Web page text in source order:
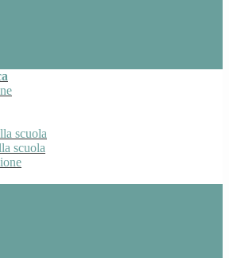
scuola
scuola